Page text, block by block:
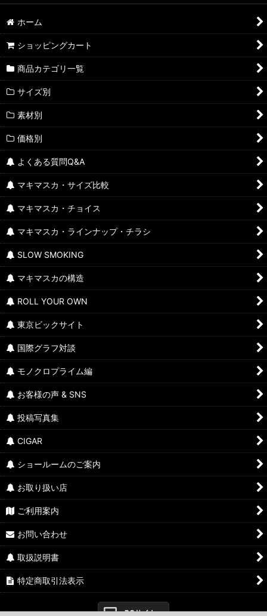
ホーム
ショッピングカート
商品カテゴリ一覧
サイズ別
素材別
価格別
よくある質問Q&A
マキマスカ・サイズ比較
マキマスカ・チョイス
マキマスカ・ラインナップ・チラシ
SLOW SMOKING
マキマスカの構造
ROLL YOUR OWN
東京ビックサイト
国際グラフ対談
モノクロプライム編
お客様の声 & SNS
投稿写真集
CIGAR
ショールームのご案内
お取り扱い店
ご利用案内
お問い合わせ
取扱説明書
特定商取引法表示
PCサイト